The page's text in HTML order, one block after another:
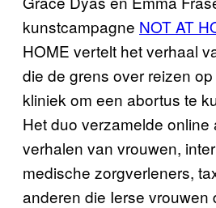
kunstcampagne NOT AT
HOME vertelt het verhaal
die de grens over reizen
kliniek om een abortus te
Het duo verzamelde online
verhalen van vrouwen,
medische zorgverleners,
anderen die Ierse vrouwen